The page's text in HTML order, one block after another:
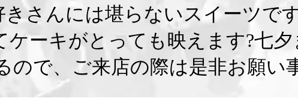
さんには堪らないスイーツで
ケーキがとっても映えます?七
ので、ご来店の際は是非お願い